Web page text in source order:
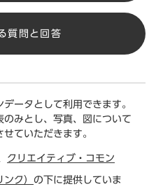
質問と回答
ータとして利用できます。
みとし、写真、図について
ていただきます。
クリエイティブ・コモン
ク） の下に提供していま